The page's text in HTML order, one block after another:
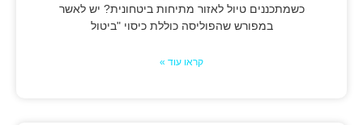
כשמתכננים טיול לאזור מתיחות ביטחונית? יש לאשר
במפורש שהפוליסה כוללת כיסוי "ביטול
קראו עוד »